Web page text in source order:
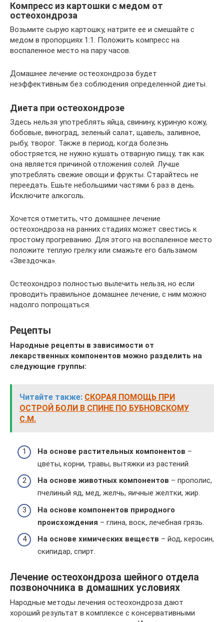
Компресс из картошки с медом от
остеохондроза
Возьмите сырую картошку, натрите ее и смешайте с
медом в пропорциях 1:1. Положить компресс на
воспаленное место на пару часов.
Домашнее лечение остеохондроза будет
неэффективным без соблюдения определенной диеты.
Диета при остеохондрозе
Здесь нельзя употреблять яйца, свинину, куриную кожу,
бобовые, виноград, зеленый салат, щавель, заливное,
рыбу, творог. Также в период, когда болезнь
обостряется, не нужно кушать отварную пищу, так как
она является причиной отложения солей. Лучше
употреблять свежие овощи и фрукты. Старайтесь не
переедать. Ешьте небольшими частями 6 раз в день.
Исключите алкоголь.
Хочется отметить, что домашнее лечение
остеохондроза на ранних стадиях может свестись к
простому прогреванию. Для этого на воспаленное место
положите теплую грелку или смажьте его бальзамом
«Звездочка».
Остеохондроз полностью вылечить нельзя, но если
проводить правильное домашнее лечение, с ним можно
надолго попрощаться.
Рецепты
Народные рецепты в зависимости от
лекарственных компонентов можно разделить на
следующие группы:
Читайте также: СКОРАЯ ПОМОЩЬ ПРИ
ОСТРОЙ БОЛИ В СПИНЕ ПО БУБНОВСКОМУ
С.М.
На основе растительных компонентов –
цветы, корни, травы, вытяжки из растений.
На основе животных компонентов – прополис,
пчелиный яд, мед, желчь, яичные желтки, жир.
На основе компонентов природного
происхождения – глина, воск, лечебная грязь.
На основе химических веществ – йод, керосин,
скипидар, спирт.
Лечение остеохондроза шейного отдела
позвоночника в домашних условиях
Народные методы лечения остеохондроза дают
хороший результат в комплексе с консервативными